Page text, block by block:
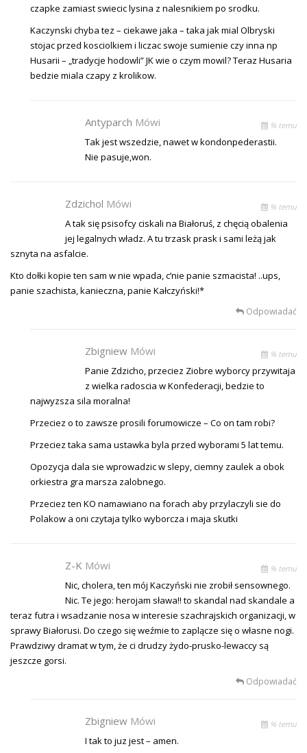
czapke zamiast swiecic lysina z nalesnikiem po srodku.
Kaczynski chyba tez – ciekawe jaka – taka jak mial Olbryski
stojac przed kosciolkiem i liczac swoje sumienie czy inna np
Husarii – „tradycje hodowli” JK wie o czym mowil? Teraz Husaria
bedzie miala czapy z krolikow.
Antyparch Mówi % temu
Tak jest wszedzie, nawet w kondonpederastii.
Nie pasuje,won.
Zdzichol Mówi % temu
A tak się psisofcy ciskali na Białoruś, z chęcią obalenia
jej legalnych władz. A tu trzask prask i sami leżą jak
sznyta na asfalcie.
Kto dołki kopie ten sam w nie wpada, c’nie panie szmacista! ..ups,
panie szachista, kanieczna, panie Kałczyński!*
Odpowiadać
Zbigniew Mówi % temu
Panie Zdzicho, przeciez Ziobre wyborcy przywitaja
z wielka radoscia w Konfederacji, bedzie to
najwyzsza sila moralna!
Przeciez o to zawsze prosili forumowicze – Co on tam robi?
Przeciez taka sama ustawka byla przed wyborami 5 lat temu.
Opozycja dala sie wprowadzic w slepy, ciemny zaulek a obok
orkiestra gra marsza zalobnego.
Przeciez ten KO namawiano na forach aby przylaczyli sie do
Polakow a oni czytaja tylko wyborcza i maja skutki
Z-K Mówi % temu
Nic, cholera, ten mój Kaczyński nie zrobił sensownego.
Nic. Te jego: herojam sława!! to skandal nad skandale a
teraz futra i wsadzanie nosa w interesie szachrajskich organizacji, w
sprawy Białorusi. Do czego się weźmie to zaplącze się o własne nogi.
Prawdziwy dramat w tym, że ci drudzy żydo-prusko-lewaccy są
jeszcze gorsi.
Odpowiadać
Zbigniew Mówi % temu
I tak to juz jest – amen.